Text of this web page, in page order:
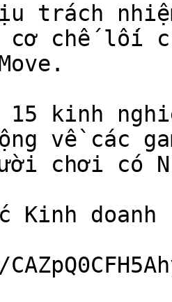
trách
chế lối
15 kinh
về các
chơi có
Kinh doanh